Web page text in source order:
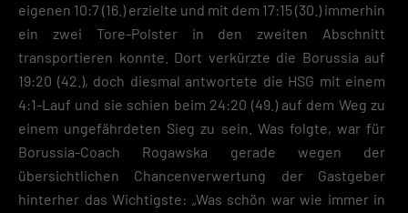
eigenen 10:7 (16.) erzielte und mit dem 17:15 (30.) immerhin
ein zwei Tore-Polster in den zweiten Abschnitt
transportieren konnte. Dort verkürzte die Borussia auf
19:20 (42.), doch diesmal antwortete die HSG mit einem
4:1-Lauf und sie schien beim 24:20 (49.) auf dem Weg zu
einem ungefährdeten Sieg zu sein. Was folgte, war für
Borussia-Coach Rogawska gerade wegen der
übersichtlichen Chancenverwertung der Gastgeber
hinterher das Wichtigste: „Was schön war wie immer in
Datenschutzerklärung